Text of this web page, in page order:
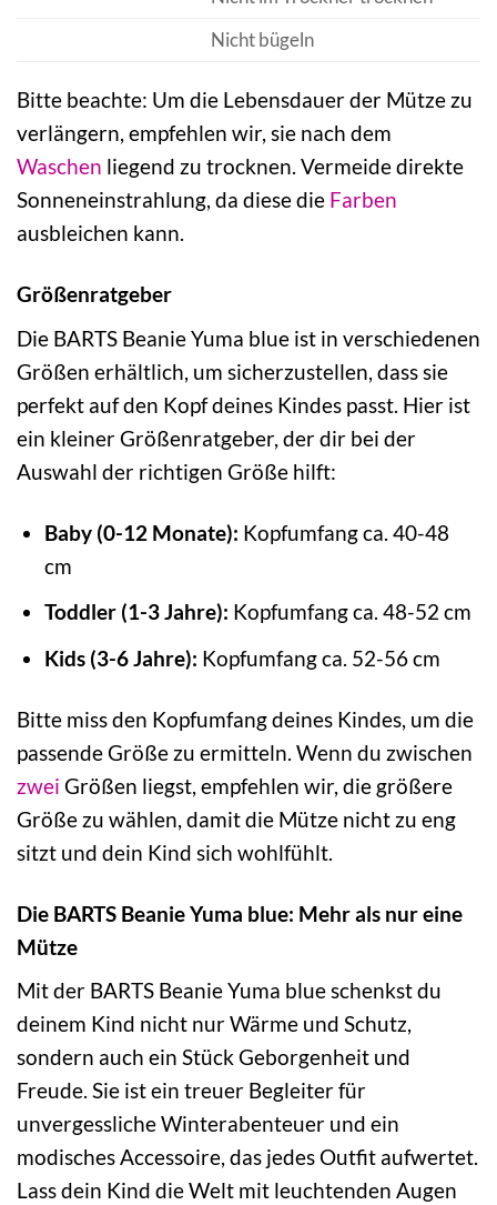
Nicht bügeln
Bitte beachte: Um die Lebensdauer der Mütze zu
verlängern, empfehlen wir, sie nach dem
Waschen liegend zu trocknen. Vermeide direkte
Sonneneinstrahlung, da diese die Farben
ausbleichen kann.
Größenratgeber
Die BARTS Beanie Yuma blue ist in verschiedenen
Größen erhältlich, um sicherzustellen, dass sie
perfekt auf den Kopf deines Kindes passt. Hier ist
ein kleiner Größenratgeber, der dir bei der
Auswahl der richtigen Größe hilft:
Baby (0-12 Monate): Kopfumfang ca. 40-48
cm
Toddler (1-3 Jahre): Kopfumfang ca. 48-52 cm
Kids (3-6 Jahre): Kopfumfang ca. 52-56 cm
Bitte miss den Kopfumfang deines Kindes, um die
passende Größe zu ermitteln. Wenn du zwischen
zwei Größen liegst, empfehlen wir, die größere
Größe zu wählen, damit die Mütze nicht zu eng
sitzt und dein Kind sich wohlfühlt.
Die BARTS Beanie Yuma blue: Mehr als nur eine
Mütze
Mit der BARTS Beanie Yuma blue schenkst du
deinem Kind nicht nur Wärme und Schutz,
sondern auch ein Stück Geborgenheit und
Freude. Sie ist ein treuer Begleiter für
unvergessliche Winterabenteuer und ein
modisches Accessoire, das jedes Outfit aufwertet.
Lass dein Kind die Welt mit leuchtenden Augen